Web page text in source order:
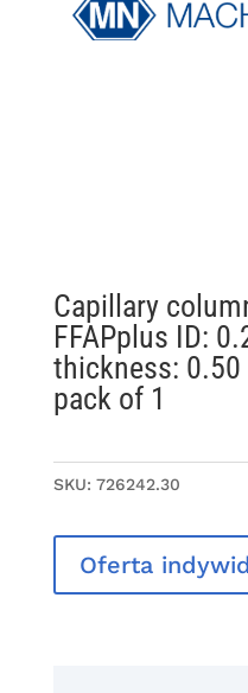
Capillary
FFAPplus ID:
thickness:
pack of 1
SKU: 726242.30
Oferta